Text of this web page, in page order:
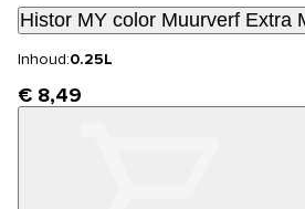
Histor MY color Muurverf Extra
Inhoud:0.25L
€ 8,49